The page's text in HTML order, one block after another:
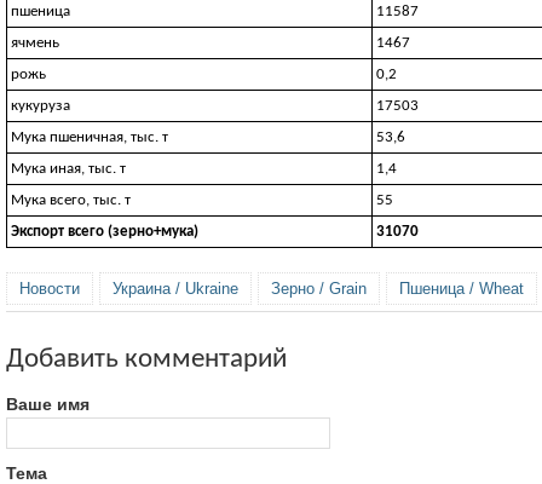
пшеница
11587
ячмень
1467
рожь
0,2
кукуруза
17503
Мука пшеничная, тыс. т
53,6
Мука иная, тыс. т
1,4
Мука всего, тыс. т
55
Экспорт всего (зерно+мука)
31070
Новости Украина / Ukraine Зерно / Grain Пшеница / Wheat
Добавить комментарий
Ваше имя
Тема